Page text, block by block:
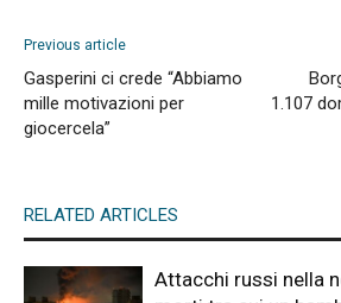
Previous article
Gasperini ci crede “Abbiamo
mille motivazioni per
giocercela”
1.107
RELATED ARTICLES
Attacchi russi nella